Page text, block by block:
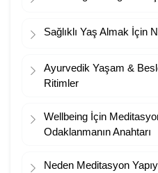
Sağlıklı Yaş Almak İçin
Ayurvedik Yaşam &
Ritimler
Wellbeing İçin
Odaklanmanın Anahtarı
Neden Meditasyon